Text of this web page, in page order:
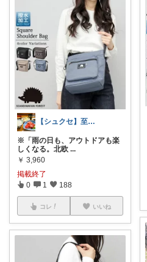
【シュクセ】至高のバッグコレクション🛍
※「雨の日も、アウトドアも楽
しくなる。北欧 ...
￥ 3,960
掲載終了
0 1 188
コレ いいね